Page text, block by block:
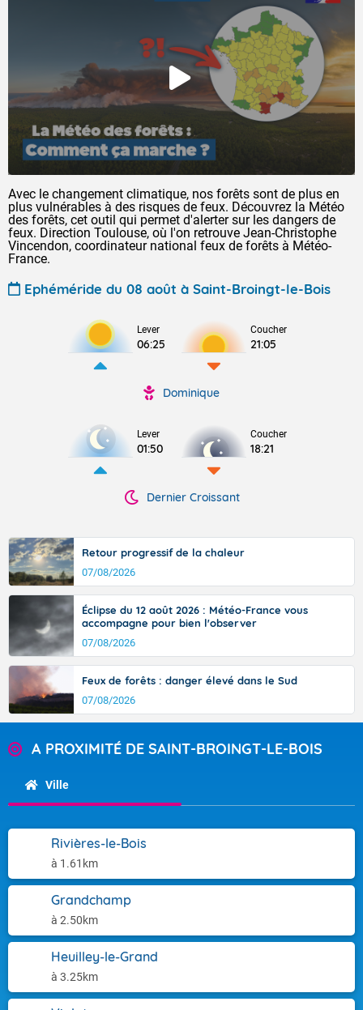
Avec le changement climatique, nos forêts sont de plus en
plus vulnérables à des risques de feux. Découvrez la Météo
des forêts, cet outil qui permet d'alerter sur les dangers de
feux. Direction Toulouse, où l'on retrouve Jean-Christophe
Vincendon, coordinateur national feux de forêts à Météo-
France.
Ephéméride du 08 août à Saint-Broingt-le-Bois
Lever
06:25
Coucher
21:05
Dominique
Lever
01:50
Coucher
18:21
Dernier Croissant
Retour progressif de la chaleur
07/08/2026
Éclipse du 12 août 2026 : Météo-France vous
accompagne pour bien l'observer
07/08/2026
Feux de forêts : danger élevé dans le Sud
07/08/2026
A PROXIMITÉ DE SAINT-BROINGT-LE-BOIS
Ville
Rivières-le-Bois
à 1.61km
Grandchamp
à 2.50km
Heuilley-le-Grand
à 3.25km